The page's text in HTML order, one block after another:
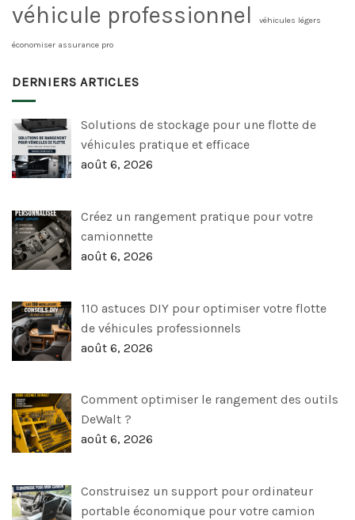
véhicule professionnel
véhicules légers
économiser assurance pro
DERNIERS ARTICLES
Solutions de stockage pour une flotte de
véhicules pratique et efficace
août 6, 2026
Créez un rangement pratique pour votre
camionnette
août 6, 2026
110 astuces DIY pour optimiser votre flotte
de véhicules professionnels
août 6, 2026
Comment optimiser le rangement des outils
DeWalt ?
août 6, 2026
Construisez un support pour ordinateur
portable économique pour votre camion